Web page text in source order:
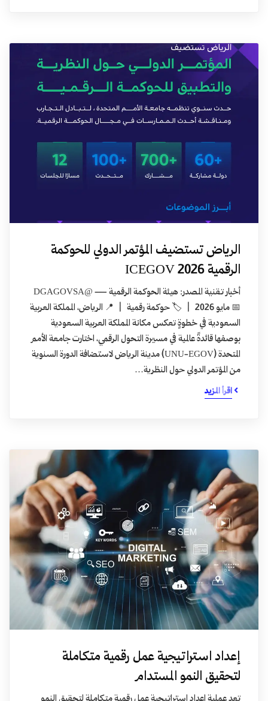
الرياض تستضيف المؤتمر الدولي للحوكمة
الرقمية ICEGOV 2026
أخبار تقنية المصدر: هيئة الحوكمة الرقمية — @DGAGOVSA
📅 مايو 2026 | 🏷️ حوكمة رقمية | 📍 الرياض، المملكة العربية
السعودية في خطوةٍ تعكس مكانة المملكة العربية السعودية
بوصفها قائدةً عالمية في مسيرة التحول الرقمي، اختارت جامعة الأمم
المتحدة (UNU-EGOV) مدينة الرياض لاستضافة الدورة السنوية
من المؤتمر الدولي حول النظرية…
اقرأ المزيد
إعداد استراتيجية عمل رقمية متكاملة
لتحقيق النمو المستدام